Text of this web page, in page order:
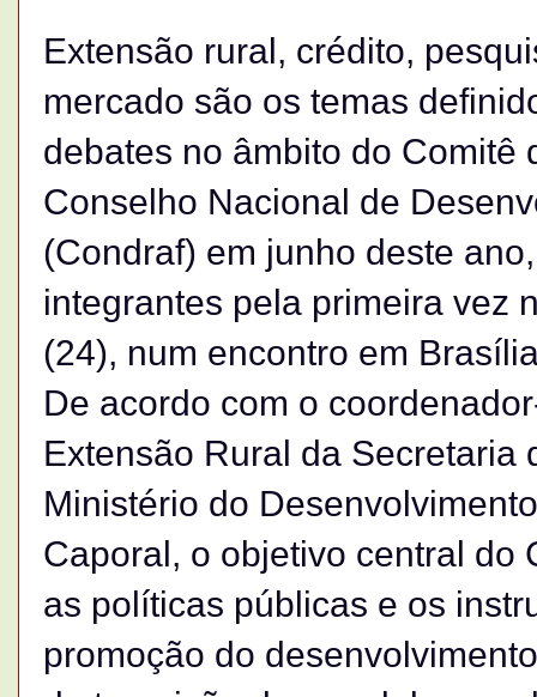
Extensão rural, crédito,
mercado são os temas
debates no âmbito do Comitê
Conselho Nacional de
(Condraf) em junho deste
integrantes pela primeira vez
(24), num encontro em
De acordo com o
Extensão Rural da Secretaria
Ministério do
Caporal, o objetivo central do
as políticas públicas e os
promoção do